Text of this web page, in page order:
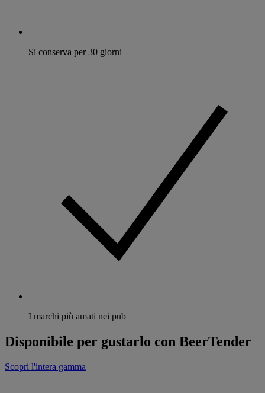
Si conserva per 30 giorni
I marchi più amati nei pub
Disponibile per gustarlo con BeerTender
Scopri l'intera gamma